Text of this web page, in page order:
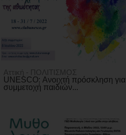
Αττική - ΠΟΛΙΤΙΣΜΟΣ
UNESCO: Ανοιχτή πρόσκληση για
συμμετοχή παιδιών...